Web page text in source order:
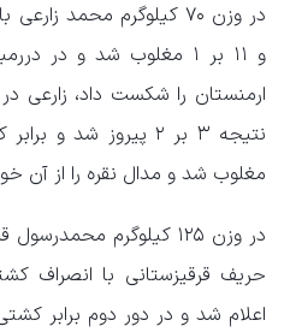
در وزن ۷۰ کیلوگرم محمد
ارمنستان را شکست داد، زارعی
مغلوب شد و مدال نقره را از آن
در وزن ۱۲۵ کیلوگرم
حریف قرقیزستانی با انصراف
اعلام شد و در دور دوم برابر